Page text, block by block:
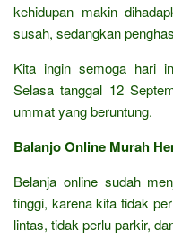
kehidupan makin
susah, sedangkan
Kita ingin semoga hari
Selasa tanggal 12
ummat yang beruntung.
Balanjo Online Murah
Belanja online sudah
tinggi, karena kita tidak
lintas, tidak perlu parkir,